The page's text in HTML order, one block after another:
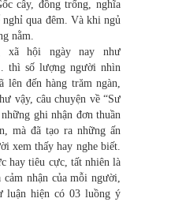
cây, đồng trống, nghĩa
qua đêm. Và khi ngủ
nằm.
xã hội ngày nay như
thì số lượng người nhìn
lên đến hàng trăm ngàn,
vậy, câu chuyện về “Sư
ghi nhận đơn thuần
mà đã tạo ra những ấn
xem thấy hay nghe biết.
hay tiêu cực, tất nhiên là
nhận của mỗi người,
luận hiện có 03 luồng ý